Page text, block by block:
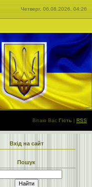
Четверг, 06.08.2026, 04:26
Вітаю Вас Гість | RSS
Вхід на сайт
Пошук